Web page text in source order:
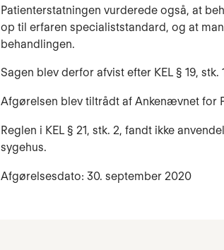
Patienterstatningen vurderede også, at
op til erfaren specialiststandard, og at
behandlingen.
Sagen blev derfor afvist efter KEL § 19, stk.
Afgørelsen blev tiltrådt af Ankenævnet for
Reglen i KEL § 21, stk. 2, fandt ikke
sygehus.
Afgørelsesdato: 30. september 2020